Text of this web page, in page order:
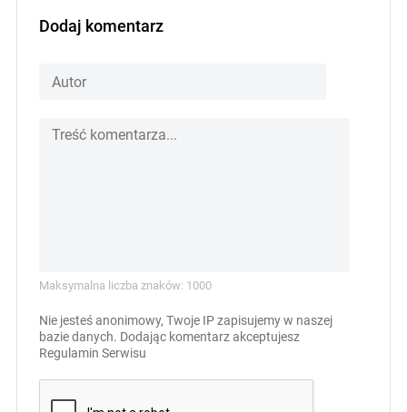
Dodaj komentarz
Maksymalna liczba znaków: 1000
Nie jesteś anonimowy, Twoje IP zapisujemy w naszej
bazie danych. Dodając komentarz akceptujesz
Regulamin Serwisu